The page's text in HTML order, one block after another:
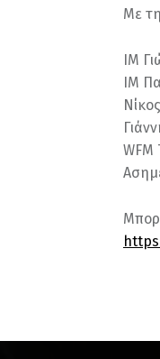
Με
ΙΜ
ΙΜ
WFM